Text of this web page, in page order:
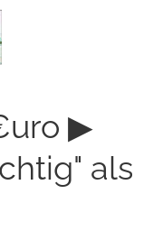
▶
als